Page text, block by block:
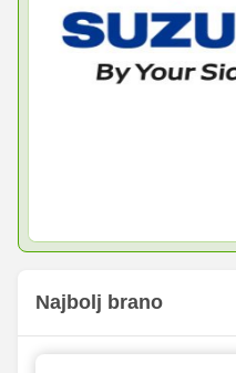
Najbolj brano